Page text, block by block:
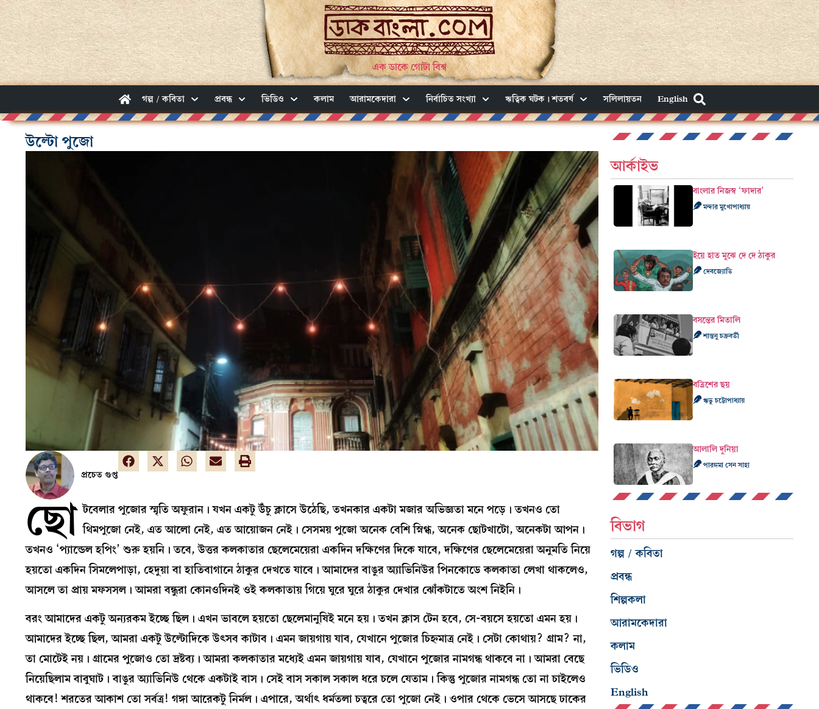
এক ডাকে গোটা বিশ্ব
গল্প / কবিতা প্রবন্ধ ভিডিও কলাম আরামকেদারা নির্বাচিত সংখ্যা ঋত্বিক ঘটক। শতবর্ষ সলিলায়তন English
উল্টো পুজো
প্রচেত গুপ্ত
ছো টবেলার পুজোর স্মৃতি অফুরান। যখন একটু উঁচু ক্লাসে উঠেছি, তখনকার একটা মজার অভিজ্ঞতা মনে পড়ে। তখনও তো
থিমপুজো নেই, এত আলো নেই, এত আয়োজন নেই। সেসময় পুজো অনেক বেশি স্নিগ্ধ, অনেক ছোটখাটো, অনেকটা আপন।
তখনও ‘প্যান্ডেল হপিং’ শুরু হয়নি। তবে, উত্তর কলকাতার ছেলেমেয়েরা একদিন দক্ষিণের দিকে যাবে, দক্ষিণের ছেলেমেয়েরা অনুমতি নিয়ে
হয়তো একদিন সিমলেপাড়া, হেদুয়া বা হাতিবাগানে ঠাকুর দেখতে যাবে। আমাদের বাঙুর অ্যাভিনিউর পিনকোডে কলকাতা লেখা থাকলেও,
আসলে তা প্রায় মফসসল। আমরা বন্ধুরা কোনওদিনই ওই কলকাতায় গিয়ে ঘুরে ঘুরে ঠাকুর দেখার ঝোঁকটাতে অংশ নিইনি।
বরং আমাদের একটু অন্যরকম ইচ্ছে ছিল। এখন ভাবলে হয়তো ছেলেমানুষিই মনে হয়। তখন ক্লাস টেন হবে, সে-বয়সে হয়তো এমন হয়।
আমাদের ইচ্ছে ছিল, আমরা একটু উল্টোদিকে উৎসব কাটাব। এমন জায়গায় যাব, যেখানে পুজোর চিহ্নমাত্র নেই। সেটা কোথায়? গ্রাম? না,
তা মোটেই নয়। গ্রামের পুজোও তো দ্রষ্টব্য। আমরা কলকাতার মধ্যেই এমন জায়গায় যাব, যেখানে পুজোর নামগন্ধ থাকবে না। আমরা বেছে
নিয়েছিলাম বাবুঘাট। বাঙুর অ্যাভিনিউ থেকে একটাই বাস। সেই বাস সকাল সকাল ধরে চলে যেতাম। কিন্তু পুজোর নামগন্ধ তো না চাইলেও
থাকবে! শরতের আকাশ তো সর্বত্র! গঙ্গা আরেকটু নির্মল। এপারে, অর্থাৎ ধর্মতলা চত্বরে তো পুজো নেই। ওপার থেকে ভেসে আসছে ঢাকের
আর্কাইভ
বাংলার নিজস্ব ‘ফাদার’
মন্দার মুখোপাধ্যায়
ইয়ে হাত মুঝে দে দে ঠাকুর
দেবজ্যোতি
বসন্তের মিতালি
শান্তনু চক্রবর্তী
বত্রিশের ছয়
ঋভু চট্টোপাধ্যায়
আলালি দুনিয়া
পারঙ্গমা সেন সাহা
বিভাগ
গল্প / কবিতা
প্রবন্ধ
শিল্পকলা
আরামকেদারা
কলাম
ভিডিও
English